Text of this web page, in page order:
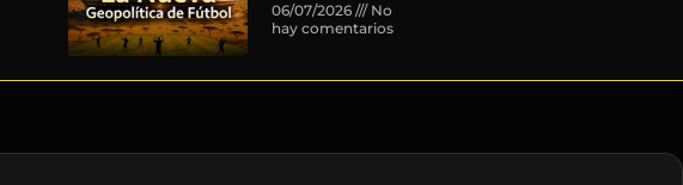
06/07/2026
No
hay comentarios